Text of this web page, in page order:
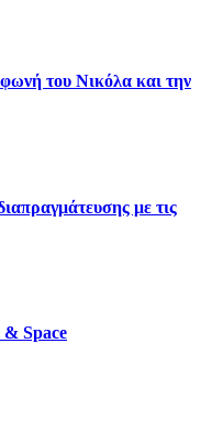
του Νικόλα και την
με τις
Space